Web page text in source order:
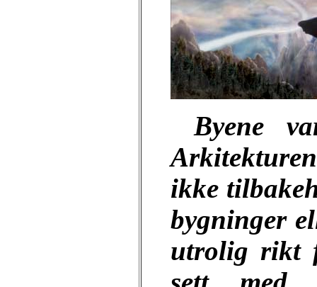
Byene
ikke
bygninger
utrolig rikt